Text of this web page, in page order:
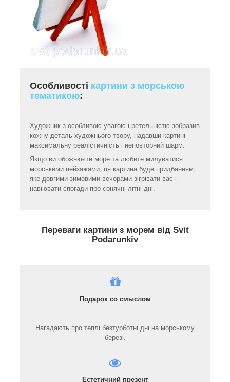
Особливості картини з морською
тематикою:
Художник з особливою увагою і ретельністю зобразив
кожну деталь художнього твору, надавши картині
максимальну реалістичність і неповторний шарм.
Якщо ви обожнюєте море та любите милуватися
морськими пейзажами, ця картина буде придбанням,
яке довгими зимовими вечорами зігрівати вас і
навіювати спогади про сонячні літні дні.
Переваги картини з морем від Svit
Podarunkiv
Подарок со смыслом
Нагадають про теплі безтурботні дні на морському
березі.
Естетичний презент